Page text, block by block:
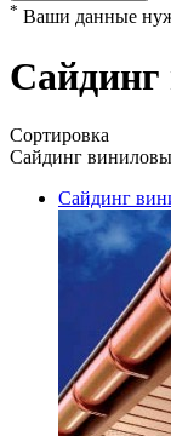
* Ваши данные
Сортировка
Сайдинг
Сайдинг